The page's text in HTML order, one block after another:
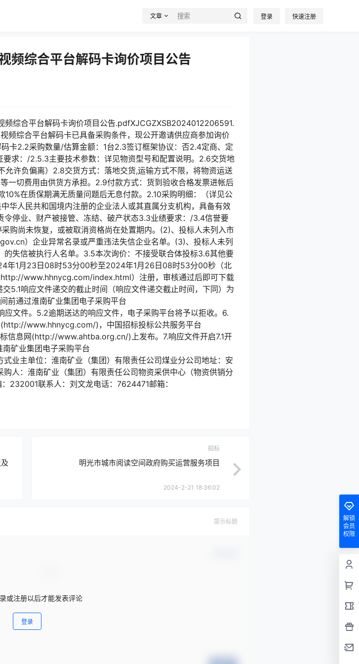
文章 登录 快速注册
频综合平台解码卡询价项目公告
频综合平台解码卡询价项目公告.pdfXJCGZXSB2024012206591.
频综合平台解码卡已具备采购条件，现公开邀请供应商参加询价
卡2.2采购数量/估算金额：1台2.3签订框架协议：否2.4定商、定
求：/2.5.3主要技术参数：详见物资型号和配置说明。2.6交货地
许负偏离）2.8交货方式：落地交货,运输方式不限，将物资运送
一切费用由供货方承担。2.9付款方式：货到验收合格发票进帐后
在质保期满无质量问题后无息付款。2.10采购明细：（详见公
华人民共和国境内注册的企业法人或其直属分支机构，具备有效
停业、财产被接管、冻结、破产状态3.3业绩要求：/3.4信誉要
购尚未恢复，或被取消资格尚在处置期内。(2)、投标人未列入市
）企业异常名录或严重违法失信企业名单。(3)、投标人未列
失信被执行人名单。3.5本次询价：不接受联合体投标3.6其他要
年1月23日08时53分00秒至2024年1月26日08时53分00秒（北
www.hhnycg.com/index.html）注册，审核通过后即可下载
5.1响应文件递交的截止时间（响应文件递交截止时间，下同）为
前通过淮南矿业集团电子采购平台
文件。5.2逾期送达的响应文件，电子采购平台将予以拒收。6.
www.hhnycg.com/)，中国招标投标公共服务平台
息网(http://www.ahtba.org.cn/)上发布。7.响应文件开启7.1开
矿业集团电子采购平台
业主单位：淮南矿业（集团）有限责任公司煤业分公司地址：安
人：淮南矿业（集团）有限责任公司物资采供中心（物资供销分
232001联系人：刘文龙电话：7624471邮箱：
招标
明光市城市阅读空间政府购买运营服务项目
2024-2-21 18:36:02
提示标题
或注册以后才能发表评论
登录
解锁
会员
权限